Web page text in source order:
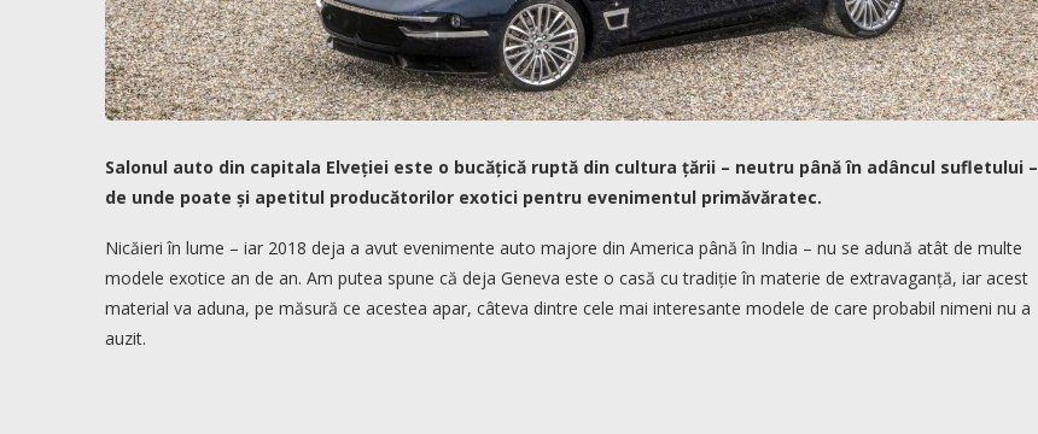
Salonul auto din capitala Elveției este o bucățică ruptă din cultura țării – neutru până în adâncul sufletului –
de unde poate și apetitul producătorilor exotici pentru evenimentul primăvăratec.
Nicăieri în lume – iar 2018 deja a avut evenimente auto majore din America până în India – nu se adună atât de multe
modele exotice an de an. Am putea spune că deja Geneva este o casă cu tradiție în materie de extravaganță, iar acest
material va aduna, pe măsură ce acestea apar, câteva dintre cele mai interesante modele de care probabil nimeni nu a
auzit.